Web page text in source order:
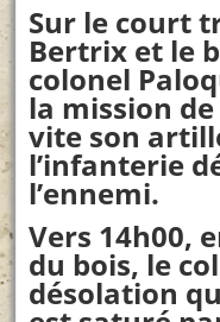
Sur le court
Bertrix et le
colonel
la mission
vite son
l’infanterie
l’ennemi.
Vers 14h00,
du bois, le
désolation